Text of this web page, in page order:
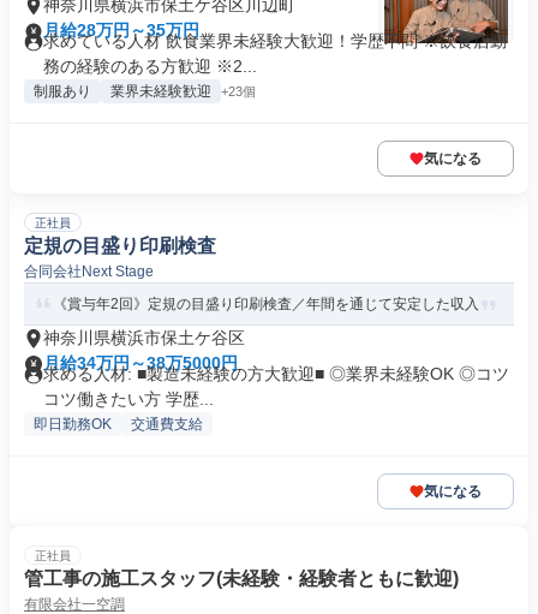
神奈川県横浜市保土ケ谷区川辺町
月給28万円～35万円
求めている人材 飲食業界未経験大歓迎！学歴不問 ※飲食店勤
務の経験のある方歓迎 ※2...
制服あり 業界未経験歓迎 +23個
気になる
正社員
定規の目盛り印刷検査
合同会社Next Stage
《賞与年2回》定規の目盛り印刷検査／年間を通じて安定した収入
神奈川県横浜市保土ケ谷区
月給34万円～38万5000円
求める人材: ■製造未経験の方大歓迎■ ◎業界未経験OK ◎コツ
コツ働きたい方 学歴...
即日勤務OK 交通費支給
気になる
正社員
管工事の施工スタッフ(未経験・経験者ともに歓迎)
有限会社一空調